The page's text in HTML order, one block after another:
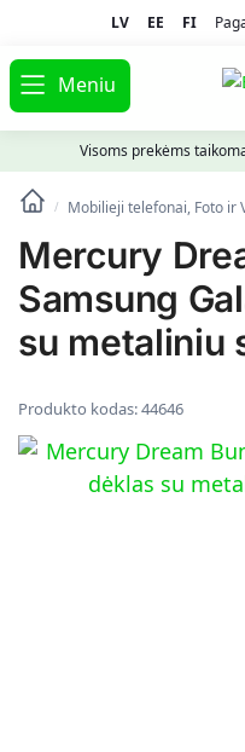
LV EE FI
Meniu
Visoms prekėms
/ Mobilieji telefonai, Foto ir
Mercury
Samsung
su metaliniu
Produkto kodas:44646